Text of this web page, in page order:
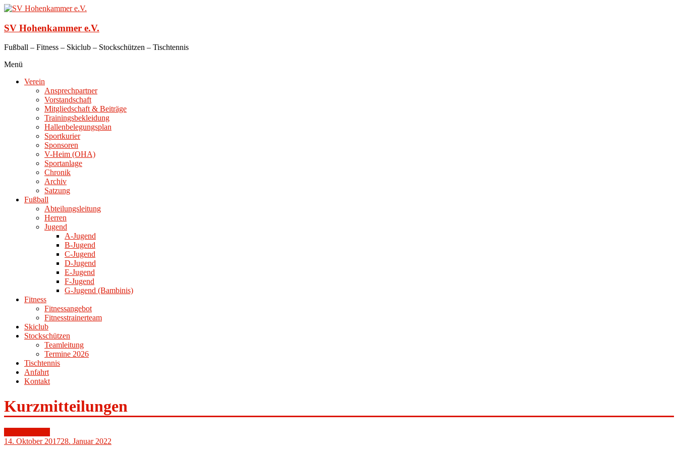
Zum
springen
SV Hohenkammer e.V.
Fußball – Fitness – Skiclub – Stockschützen – Tischtennis
Menü
Verein
Ansprechpartner
Vorstandschaft
Mitgliedschaft & Beiträge
Trainingsbekleidung
Hallenbelegungsplan
Sportkurier
Sponsoren
V-Heim (OHA)
Sportanlage
Chronik
Archiv
Satzung
Fußball
Abteilungsleitung
Herren
Jugend
A-Jugend
B-Jugend
C-Jugend
D-Jugend
E-Jugend
F-Jugend
G-Jugend (Bambinis)
Fitness
Fitnessangebot
Fitnesstrainerteam
Skiclub
Stockschützen
Teamleitung
Termine 2026
Tischtennis
Anfahrt
Kontakt
Kurzmitteilungen
14. Oktober 201728. Januar 2022